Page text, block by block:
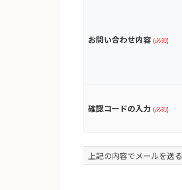
お問い合わせ内容 (必須)
確認コードの入力 (必須)
上記の内容でメールを送る